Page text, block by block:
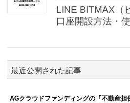
LINE BITMAX（
口座開設方法・
最近公開された記事
AGクラウドファンディングの「不動産担